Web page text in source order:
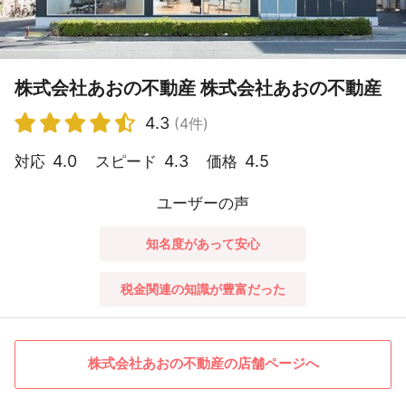
株式会社あおの不動産 株式会社あおの不動産
4.3 (4件)
対応 4.0 スピード 4.3 価格 4.5
ユーザーの声
知名度があって安心
税金関連の知識が豊富だった
株式会社あおの不動産の店舗ページへ